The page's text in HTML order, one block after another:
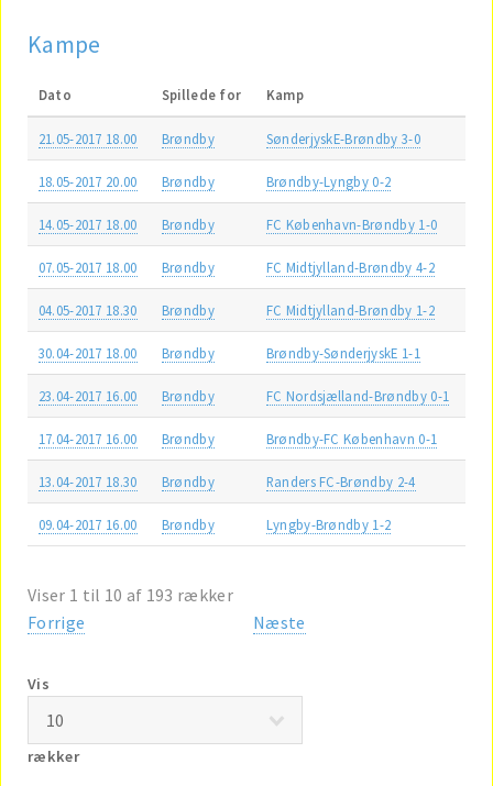
Kampe
Dato Spillede for Kamp
21.05-2017 18.00 Brøndby SønderjyskE-Brøndby 3-0
18.05-2017 20.00 Brøndby Brøndby-Lyngby 0-2
14.05-2017 18.00 Brøndby FC København-Brøndby 1-0
07.05-2017 18.00 Brøndby FC Midtjylland-Brøndby 4-2
04.05-2017 18.30 Brøndby FC Midtjylland-Brøndby 1-2
30.04-2017 18.00 Brøndby Brøndby-SønderjyskE 1-1
23.04-2017 16.00 Brøndby FC Nordsjælland-Brøndby 0-1
17.04-2017 16.00 Brøndby Brøndby-FC København 0-1
13.04-2017 18.30 Brøndby Randers FC-Brøndby 2-4
09.04-2017 16.00 Brøndby Lyngby-Brøndby 1-2
Viser 1 til 10 af 193 rækker
Forrige
Næste
Vis
rækker